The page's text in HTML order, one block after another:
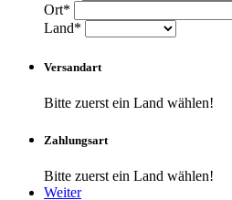
Ort*
Land*
Versandart
Bitte zuerst ein Land wählen!
Zahlungsart
Bitte zuerst ein Land wählen!
Weiter